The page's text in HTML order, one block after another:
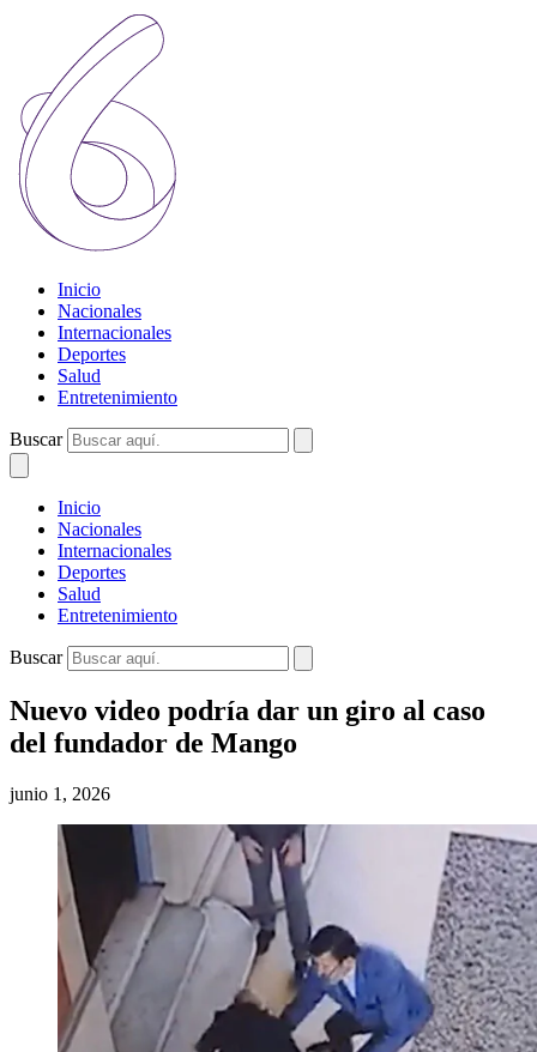
Inicio
Nacionales
Internacionales
Deportes
Salud
Entretenimiento
Buscar
Inicio
Nacionales
Internacionales
Deportes
Salud
Entretenimiento
Buscar
Nuevo video podría dar un giro al caso
del fundador de Mango
junio 1, 2026